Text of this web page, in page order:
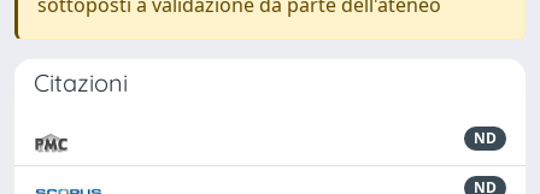
Citazioni
ND
ND